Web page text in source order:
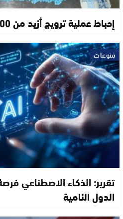
إحباط عملية ترويج أزيد من 7000 قرص مخدر بأكادير
منوعات
تقرير: الذكاء الاصطناعي
الدول النامية